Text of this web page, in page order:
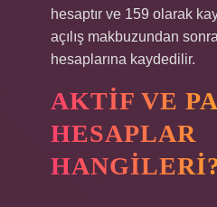
hesaptır ve 159 olarak
açılış makbuzundan
hesaplarına kaydedilir.
AKTIF VE
HESAPLAR